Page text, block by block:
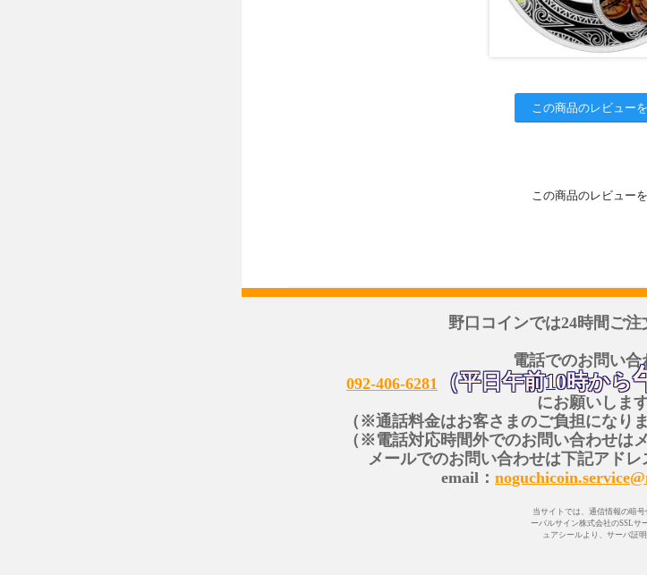
この商品のレビュー
この商品のレビュー
野口コインでは24時間ご注
電話でのお問い合
092-406-6281
（平日午前10時から
にお願いします
（※通話料金はお客さまのご負担になり
（※電話対応時間外でのお問い合わせは
メールでのお問い合わせは下記アドレ
email：
当サイトでは、通信情報の暗
ーバルサイン株式会社のSSLサ
ュアシールより、サーバ証